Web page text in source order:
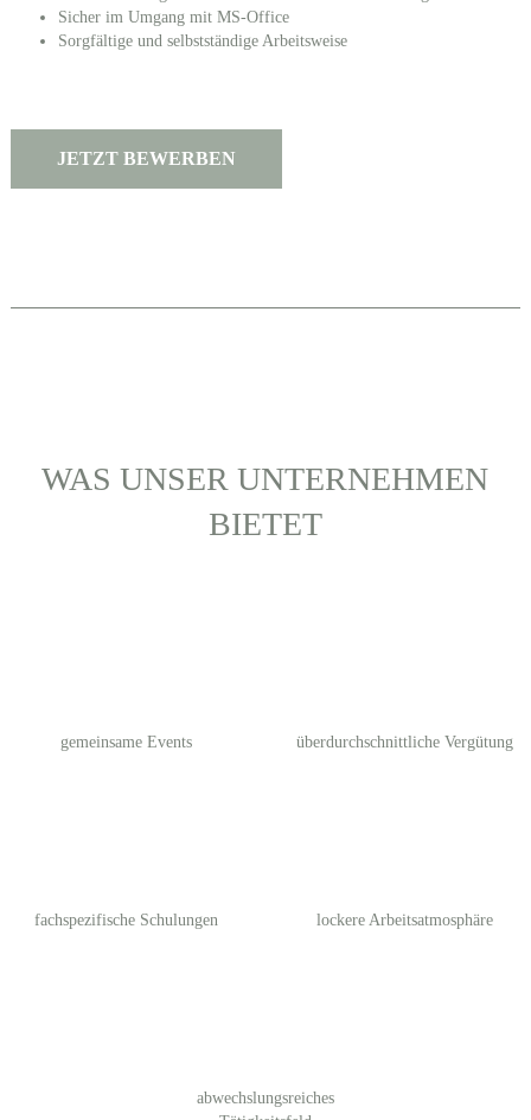
Sicher im Umgang mit MS-Office
Sorgfältige und selbstständige Arbeitsweise
JETZT BEWERBEN
WAS UNSER UNTERNEHMEN
BIETET
gemeinsame Events überdurchschnittliche Vergütung
fachspezifische Schulungen lockere Arbeitsatmosphäre
abwechslungsreiches